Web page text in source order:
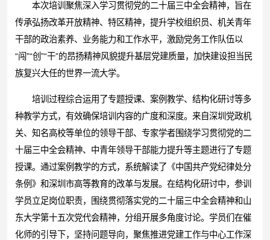
本次培训聚焦深入学习贯彻党的二十届三中全会精神，旨在
传承弘扬改革开放精神、特区精神，提升学校组织员、机关青年
干部的政治素养、业务能力和工作水平，激励党务工作队伍以
“闯”“创”“干”的昂扬精神风貌提升基层党建质量，加快建设担当民
族复兴大任的世界一流大学。
培训过程综合运用了专题授课、案例教学、结构化研讨等多
种教学方式，有效确保培训内容的广度和深度。来自深圳党政机
关、知名高校等单位的领导干部、专家学者围绕学习贯彻党的二
十届三中全会精神、中青年领导干部能力提升等主题进行了专题
授课。通过案例教学的方式，系统解读了《中国共产党纪律处分
条例》和深圳市高等教育的改革与发展。在结构化研讨中，参训
学员立足岗位职责，围绕贯彻落实党的二十届三中全会精神和山
东大学第十五次党代会精神，分组开展多角度讨论。学员们在催
化师的引导下，坚持问题导向，聚焦推进党建工作与中心工作深